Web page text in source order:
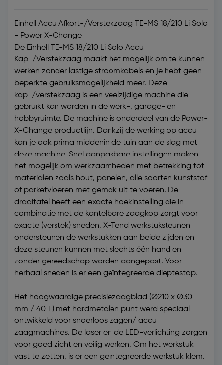
Einhell Accu Afkort-/Verstekzaag TE-MS 18/210 Li Solo
- Power X-Change
De Einhell TE-MS 18/210 Li Solo Accu
Kap-/Verstekzaag maakt het mogelijk om te kunnen
werken zonder lastige stroomkabels en je hebt geen
beperkte gebruiksmogelijkheid meer. Deze
kap-/verstekzaag is een veelzijdige machine die
gebruikt kan worden in de werk-, garage- en
hobbyruimte. De machine is onderdeel van de Power-
X-Change productlijn. Dankzij de werking op accu
kan je ook prima middenin de tuin aan de slag met
deze machine. Snel aanpasbare instellingen maken
het mogelijk om werkzaamheden met betrekking tot
materialen zoals hout, panelen, alle soorten kunststof
of parketvloeren met gemak uit te voeren. De
draaitafel heeft een exacte hoekinstelling die in
combinatie met de kantelbare zaagkop zorgt voor
exacte (verstek) sneden. X-Tend werkstuksteunen
ondersteunen de werkstukken aan beide zijden en
deze steunen kunnen met slechts één hand en
zonder gereedschap worden aangepast. Voor
herhaal sneden is er een geïntegreerde dieptestop.
Het hoogwaardige precisiezaagblad (Ø210 x Ø30
mm / 40 T) met hardmetalen punt werd speciaal
ontwikkeld voor snoerloos zagen/ accu
zaagmachines. De laser en de LED-verlichting zorgen
voor goed zicht en veilig werken. Om het werkstuk
vast te zetten, is er een geïntegreerde werkstuk klem.